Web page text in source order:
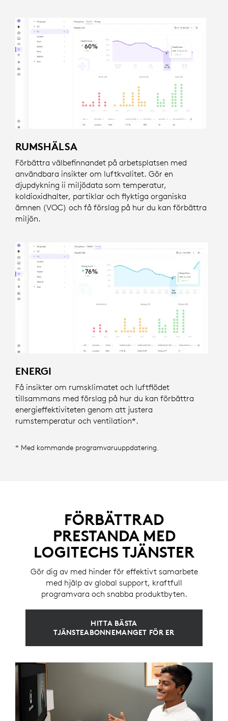
RUMSHÄLSA
Förbättra välbefinnandet på arbetsplatsen med
användbara insikter om luftkvalitet. Gör en
djupdykning ii miljödata som temperatur,
koldioxidhalter, partiklar och flyktiga organiska
ämnen (VOC) och få förslag på hur du kan förbättra
miljön.
ENERGI
Få insikter om rumsklimatet och luftflödet
tillsammans med förslag på hur du kan förbättra
energieffektiviteten genom att justera
rumstemperatur och ventilation*.
* Med kommande programvaruuppdatering.
FÖRBÄTTRAD
PRESTANDA MED
LOGITECHS TJÄNSTER
Gör dig av med hinder för effektivt samarbete
med hjälp av global support, kraftfull
programvara och snabba produktbyten.
HITTA BÄSTA
TJÄNSTEABONNEMANGET FÖR ER